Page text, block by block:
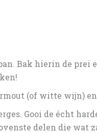
Bak hierin de prei
(of witte wijn)
Gooi de écht
delen die wat